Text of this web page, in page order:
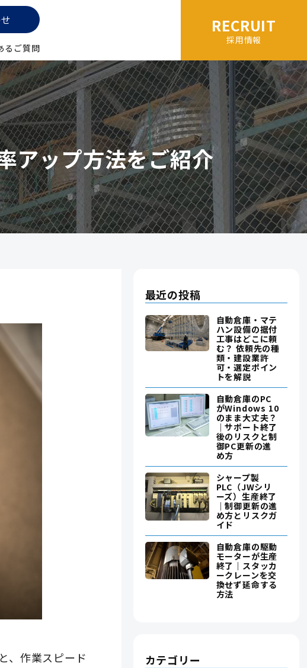
るご質問
RECRUIT
採用情報
アップ方法をご紹介
、作業スピード
最近の投稿
自動倉庫・マテ
ハン設備の据付
工事はどこに頼
む？ 依頼先の種
類・建設業許
可・選定ポイン
トを解説
自動倉庫のPC
がWindows 10
のまま大丈夫？
｜サポート終了
後のリスクと制
御PC更新の進
め方
シャープ製
PLC（JWシリ
ーズ）生産終了
｜制御更新の進
め方とリスクガ
イド
自動倉庫の駆動
モーターが生産
終了｜スタッカ
ークレーンを交
換せず延命する
方法
カテゴリー